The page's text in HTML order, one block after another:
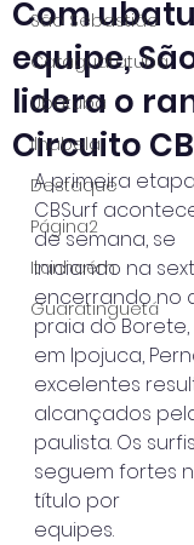
São Sebastião
Caraguatatuba
Ubatuba
Ilhabela
Destaque
Página2
Itanhaém
Guaratinguetá
Com
equipe,
lidera o
Circuito
A primeira
CBSurf
de semana, se
iniciando na
encerrando no
praia do Borete,
em Ipojuca,
excelentes
alcançados
paulista. Os
seguem fortes
título por
equipes.